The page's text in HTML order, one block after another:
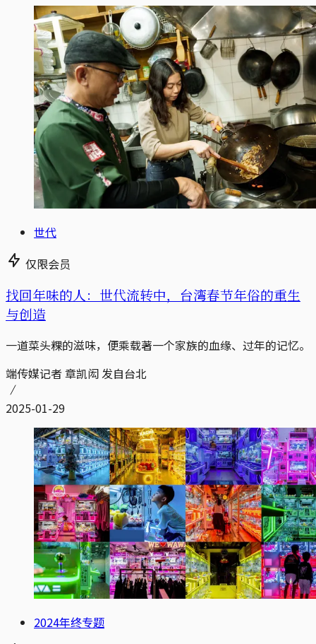
世代
仅限会员
找回年味的人：世代流转中，台湾春节年俗的重生
与创造
一道菜头粿的滋味，便乘载著一个家族的血缘、过年的记忆。
端传媒记者 章凯闳 发自台北
2025-01-29
2024年终专题